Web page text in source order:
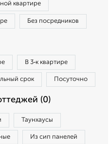
квартире
Без посредников
В 3‑к квартире
срок Посуточно
(0)
Таунхаусы
Из сип панелей